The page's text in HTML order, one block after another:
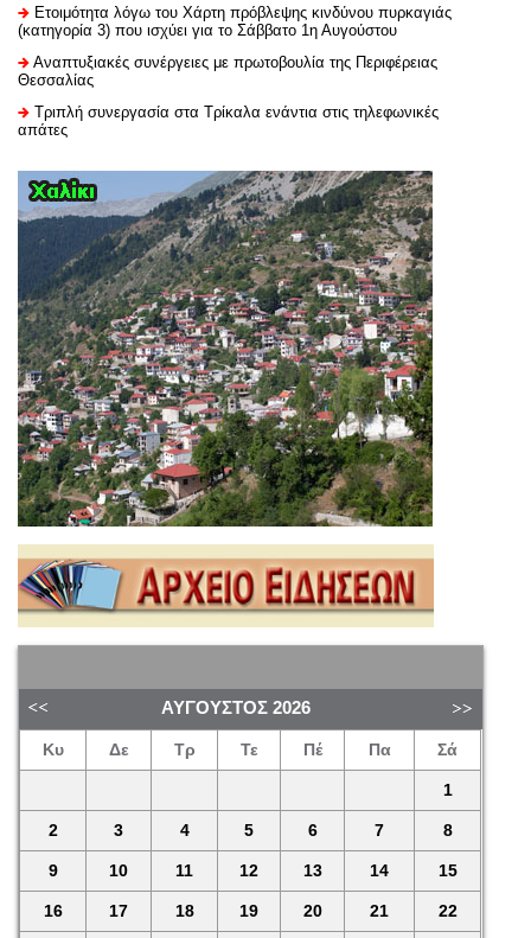
Ετοιμότητα λόγω του Χάρτη πρόβλεψης κινδύνου πυρκαγιάς
(κατηγορία 3) που ισχύει για το Σάββατο 1η Αυγούστου
Αναπτυξιακές συνέργειες με πρωτοβουλία της Περιφέρειας
Θεσσαλίας
Τριπλή συνεργασία στα Τρίκαλα ενάντια στις τηλεφωνικές
απάτες
ΑΎΓΟΥΣΤΟΣ 2026
Κυ Δε Τρ Τε Πέ Πα Σά
1
2 3 4 5 6 7 8
9 10 11 12 13 14 15
16 17 18 19 20 21 22